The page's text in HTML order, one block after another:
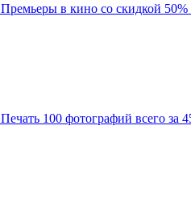
Премьеры в кино со скидкой
Печать 100 фотографий всего за